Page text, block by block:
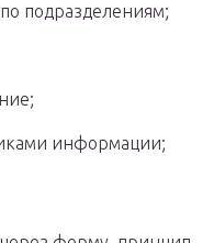
подразделениям;
информации;